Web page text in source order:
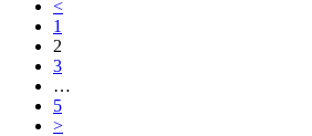
<
1
2
3
…
5
>